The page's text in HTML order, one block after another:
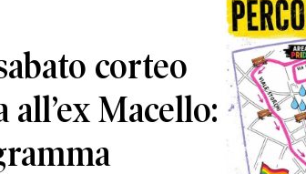
corteo
Macello: